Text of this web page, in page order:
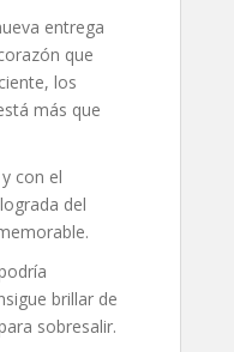
entrega
que
los
más que
con el
del
brillar de
sobresalir.